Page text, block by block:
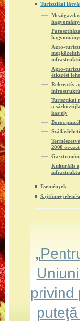
Turisztikai
Agro-
Agro-
étkezési
Rekreatív
Turisztikai
a
kastély
Boros
2000
Kulturális
Események
„
privind